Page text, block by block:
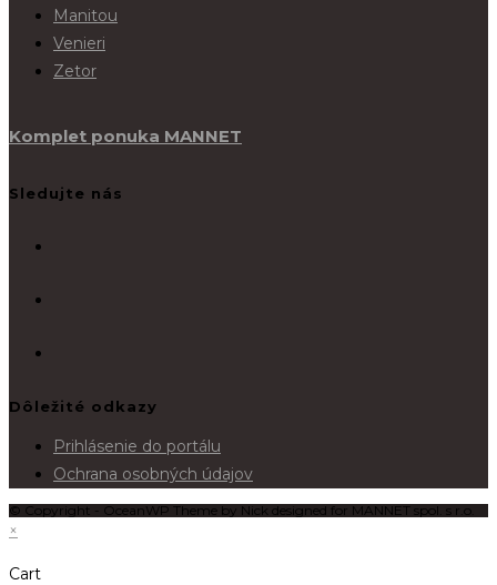
Manitou
Venieri
Zetor
Komplet ponuka MANNET
Sledujte nás
Dôležité odkazy
Prihlásenie do portálu
Ochrana osobných údajov
© Copyright - OceanWP Theme by Nick designed for MANNET spol. s r.o.
×
Cart